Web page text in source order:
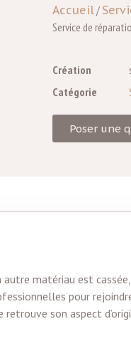
Accueil/
Service de
Création
Catégorie
Poser une
matériau est
pour
son aspect